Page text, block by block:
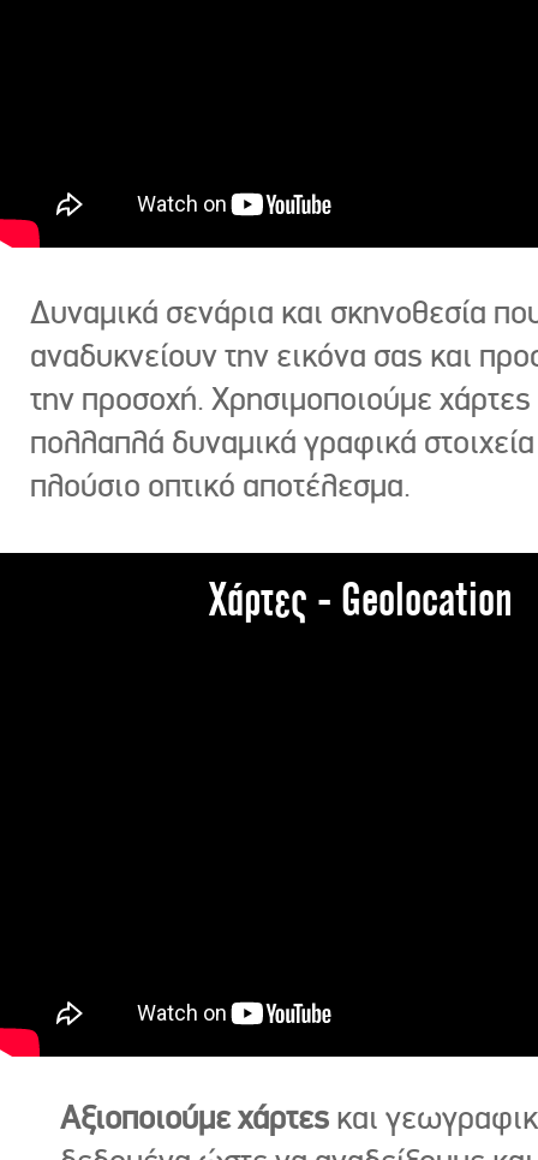
Δυναμικά σενάρια και σκηνοθεσία
αναδυκνείουν την εικόνα σας και
την προσοχή. Χρησιμοποιούμε χάρτες
πολλαπλά δυναμικά γραφικά στοιχεία
πλούσιο οπτικό αποτέλεσμα.
Χάρτες - Geolocation
Αξιοποιούμε χάρτες και